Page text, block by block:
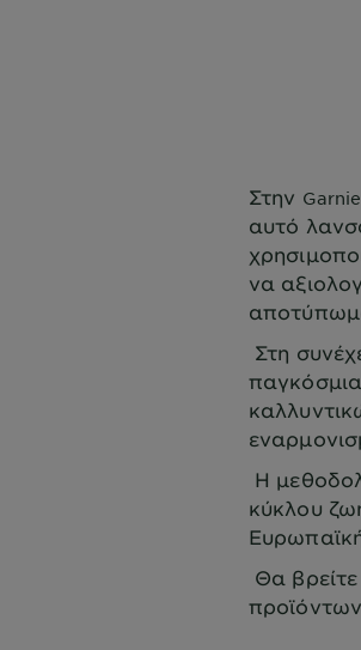
Στην
αυτό
να
Στη
Η
κύκλου
Θα